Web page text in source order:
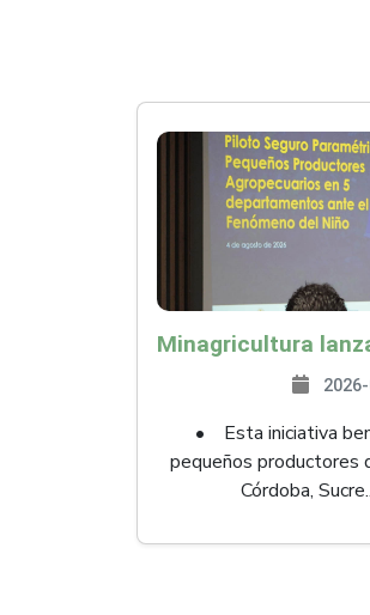
• Esta iniciativa
pequeños productores
Córdoba,